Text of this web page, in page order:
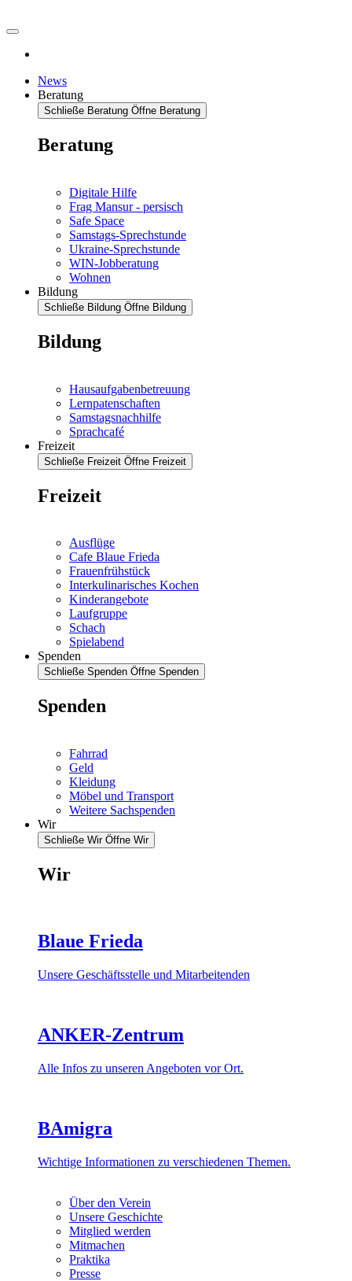
News
Beratung
Schließe Beratung Öffne Beratung
Beratung
Digitale Hilfe
Frag Mansur - persisch
Safe Space
Samstags-Sprechstunde
Ukraine-Sprechstunde
WIN-Jobberatung
Wohnen
Bildung
Schließe Bildung Öffne Bildung
Bildung
Hausaufgabenbetreuung
Lernpatenschaften
Samstagsnachhilfe
Sprachcafé
Freizeit
Schließe Freizeit Öffne Freizeit
Freizeit
Ausflüge
Cafe Blaue Frieda
Frauenfrühstück
Interkulinarisches Kochen
Kinderangebote
Laufgruppe
Schach
Spielabend
Spenden
Schließe Spenden Öffne Spenden
Spenden
Fahrrad
Geld
Kleidung
Möbel und Transport
Weitere Sachspenden
Wir
Schließe Wir Öffne Wir
Wir
Blaue Frieda
Unsere Geschäftsstelle und Mitarbeitenden
ANKER-Zentrum
Alle Infos zu unseren Angeboten vor Ort.
BAmigra
Wichtige Informationen zu verschiedenen Themen.
Über den Verein
Unsere Geschichte
Mitglied werden
Mitmachen
Praktika
Presse